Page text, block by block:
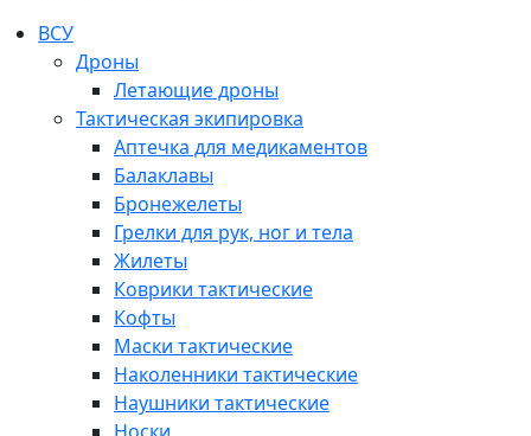
ВСУ
Дроны
Летающие дроны
Тактическая экипировка
Аптечка для медикаментов
Балаклавы
Бронежелеты
Грелки для рук, ног и тела
Жилеты
Коврики тактические
Кофты
Маски тактические
Наколенники тактические
Наушники тактические